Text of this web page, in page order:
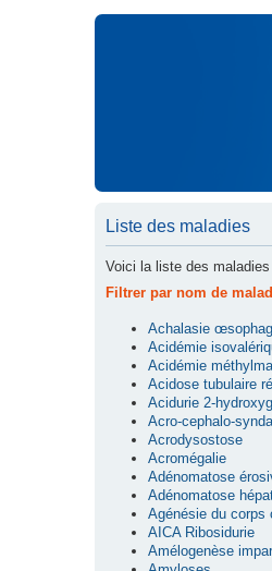
Liste des maladies
Voici la liste des
Filtrer par nom de
Achalasie
Acidémie
Acidémie
Acidose tubulaire
Acidurie 2-
Acro-cephalo-
Acrodysostose
Acromégalie
Adénomatose
Adénomatose
Agénésie du corps
AICA Ribosidurie
Amélogenèse